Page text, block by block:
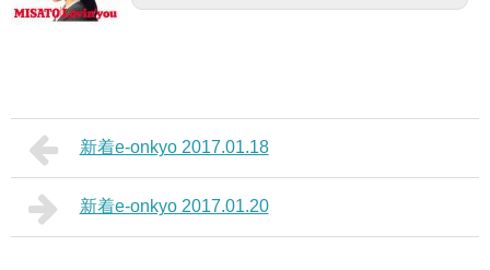
新着e-onkyo 2017.01.18
新着e-onkyo 2017.01.20